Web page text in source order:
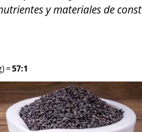
y materiales de
=57:1